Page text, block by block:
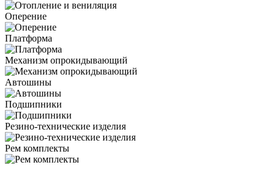
Оперение
Платформа
Механизм опрокидывающий
Автошины
Подшипники
Резино-технические изделия
Рем комплекты